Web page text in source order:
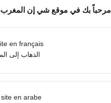
مرحباً بك في موقع شي إن المغرب،
en français
الذهاب إلى
en arabe